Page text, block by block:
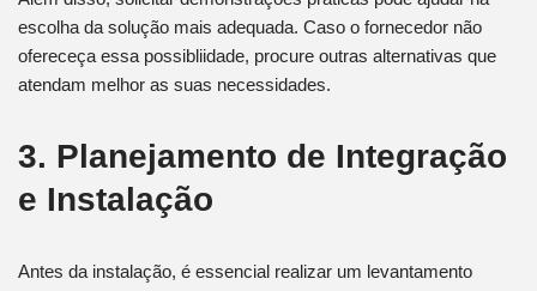
escolha da solução mais adequada. Caso o fornecedor não
ofereceça essa possibliidade, procure outras alternativas que
atendam melhor as suas necessidades.
3. Planejamento de Integração
e Instalação
Antes da instalação, é essencial realizar um levantamento